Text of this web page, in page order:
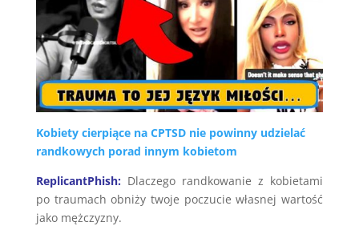
Kobiety cierpiące na CPTSD nie powinny udzielać
randkowych porad innym kobietom
ReplicantPhish: Dlaczego randkowanie z kobietami
po traumach obniży twoje poczucie własnej wartość
jako mężczyzny.